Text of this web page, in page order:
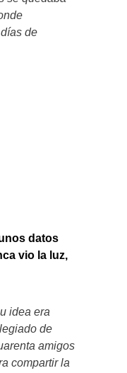
de
datos
vio la luz,
idea era
de
amigos
compartir la